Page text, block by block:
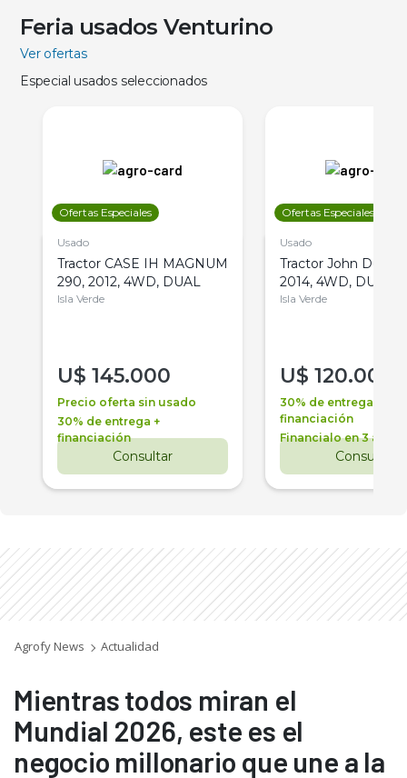
Feria usados Venturino
Ver ofertas
Especial usados seleccionados
Ofertas Especiales
Usado
Tractor CASE IH MAGNUM
290, 2012, 4WD, DUAL
Isla Verde
U$ 145.000
Precio oferta sin usado
30% de entrega +
financiación
Consultar
Ofertas Especiales
Usado
Tractor John Deere
2014, 4WD, DUAL
Isla Verde
U$ 120.000
30% de entrega +
financiación
Financialo en 3 años
Consultar
Agrofy News Actualidad
Mientras todos miran el
Mundial 2026, este es el
negocio millonario que une a la